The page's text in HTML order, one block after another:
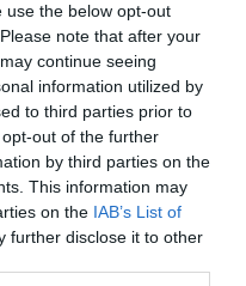
use the below opt-out
note that after your
continue seeing
information utilized by
to third parties prior to
out of the further
by third parties on the
This information may
on the IAB’s List of
further disclose it to other
que ha
porque Ceuta es
Gobierno en
acusa una ceutí
columnas de Hércules
07:58